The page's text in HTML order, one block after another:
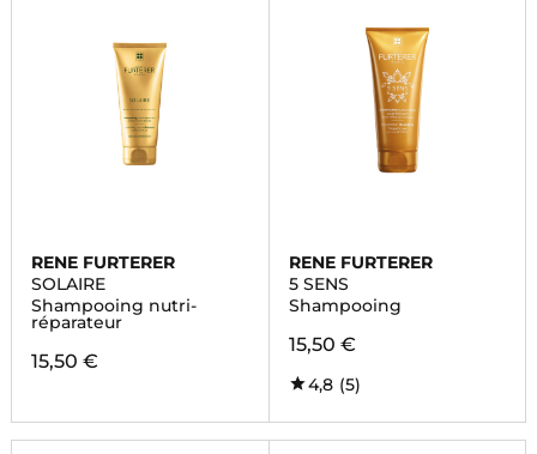
RENE FURTERER
SOLAIRE
Shampooing nutri-
réparateur
15,50 €
RENE FURTERER
5 SENS
Shampooing
15,50 €
4,8 (5)